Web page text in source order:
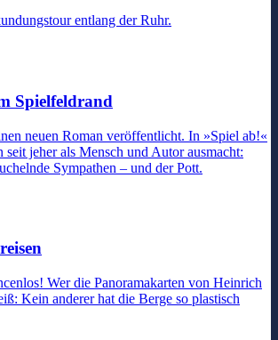
entlang der Ruhr.
Spielfeldrand
neuen Roman veröffentlicht. In »Spiel ab!«
seit jeher als Mensch und Autor ausmacht:
Sympathen – und der Pott.
Wer die Panoramakarten von Heinrich
Kein anderer hat die Berge so plastisch